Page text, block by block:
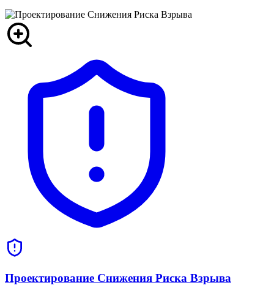
Проектирование Снижения Риска Взрыва